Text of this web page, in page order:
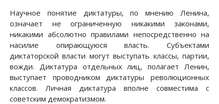
Научное понятие диктатуры, по мнению Ленина,
означает не ограниченную никакими законами,
никакими абсолютно правилами непосредственно на
насилие опирающуюся власть. Субъектами
диктаторской власти могут выступать классы, партии,
вожди. Диктатура отдельных лиц, полагает Ленин,
выступает проводником диктатуры революционных
классов. Личная диктатура вполне совместима с
советским демократизмом.